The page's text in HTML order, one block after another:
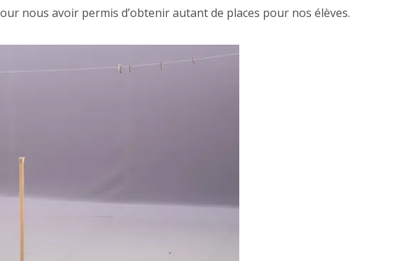
nous avoir permis d’obtenir autant de places pour nos élèves.